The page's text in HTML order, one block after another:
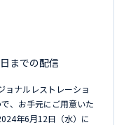
までの配信
ョナルレストレーショ
、お手元にご用意いた
年6月12日（水）に